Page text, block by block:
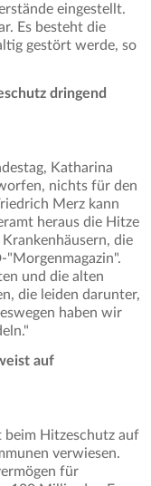
eingestellt.
Es besteht die
gestört werde, so
dringend
Katharina
nichts für den
Merz kann
heraus die Hitze
die
"Morgenmagazin".
und die alten
die leiden darunter,
haben wir
auf
beim Hitzeschutz auf
verwiesen.
für